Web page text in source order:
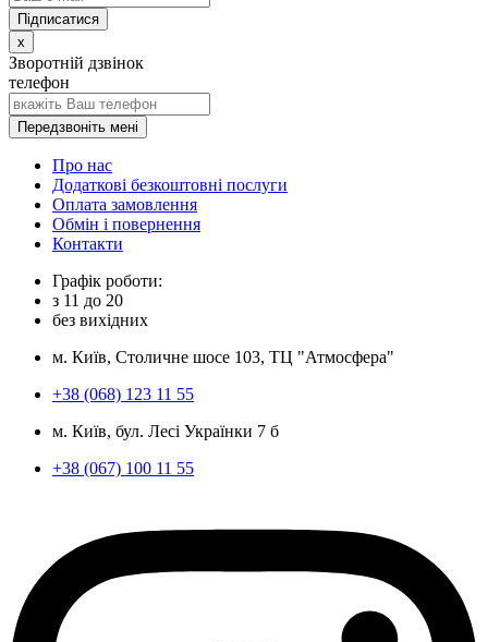
x
Зворотній дзвінок
телефон
Передзвоніть мені
Про нас
Додаткові безкоштовні послуги
Оплата замовлення
Обмін і повернення
Контакти
Графік роботи:
з 11 до 20
без вихідних
м. Київ, Столичне шосе 103, ТЦ "Атмосфера"
+38 (068) 123 11 55
м. Київ, бул. Лесі Українки 7 б
+38 (067) 100 11 55